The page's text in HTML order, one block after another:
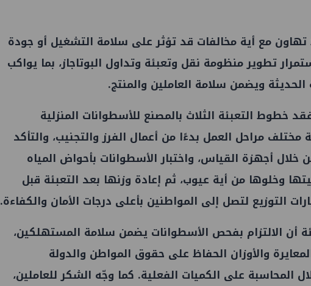
مع أية مخالفات قد تؤثر على سلامة التشغيل أو جودة
تطوير منظومة نقل وتعبئة وتداول البوتاجاز، بما يواكب
الحديثة ويضمن سلامة العاملين والمنتج.
خطوط التعبئة الثلاث بالمصنع للأسطوانات المنزلية
مختلف مراحل العمل بدءًا من أعمال الفرز والتجنيب، والتأكد
خلال أجهزة القياس، واختبار الأسطوانات بأحواض المياه
وخلوها من أية عيوب، ثم إعادة وزنها بعد التعبئة قبل
التوزيع لتصل إلى المواطنين بأعلى درجات الأمان والكفاءة.
أن الالتزام بفحص الأسطوانات يضمن سلامة المستهلكين،
والأوزان الحفاظ على حقوق المواطن والدولة
المحاسبة على الكميات الفعلية. كما وجّه الشكر للعاملين،